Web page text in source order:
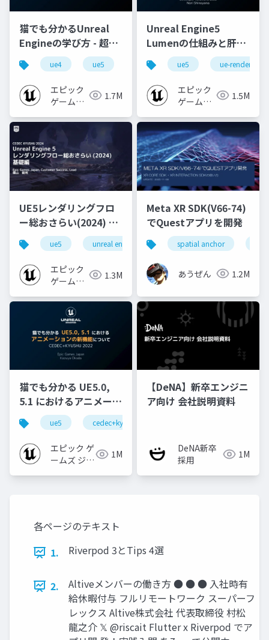
猫でも分かるUnreal
Engineの学び方 - 超初
心者向け編 - 2023 v1.0
ue4 ue5 ue-beginner
エピック
ゲームズ
1.7M
Unreal Engine5
Lumenの仕組みと肝心
なところ
ue5 ue-rendering
エピック
ゲームズ
1.5M
UE5レンダリングフロ
ー総おさらい(2024) 基
礎編！
[CEDEC+KYUSHU
2024]
ue5 unreal engine ue-rendering
エピック
ゲームズ
1.3M
Meta XR SDK(V66-74)
でQuestアプリを開発
spatial anchor
あうぜん 1.2M
猫でも分かる UE5.0,
5.1 におけるアニメーシ
ョンの新機能について
【CEDEC+KYUSHU
2022】
ue5 cedec+kyushu
エピック ゲ
ームズ ジャ
1M
【DeNA】新卒エンジニ
ア向け 会社説明資料
DeNA新卒
採用
1M
各ページのテキスト
1.
Riverpod 3とTips 4選
2.
Altiveメンバーの働き方 ● ● ● 入社時有
給休暇付与 フルリモートワーク スーパーフ
レックス Altive株式会社 代表取締役 村松
龍之介 𝕏 @riscait Flutter x Riverpod でア